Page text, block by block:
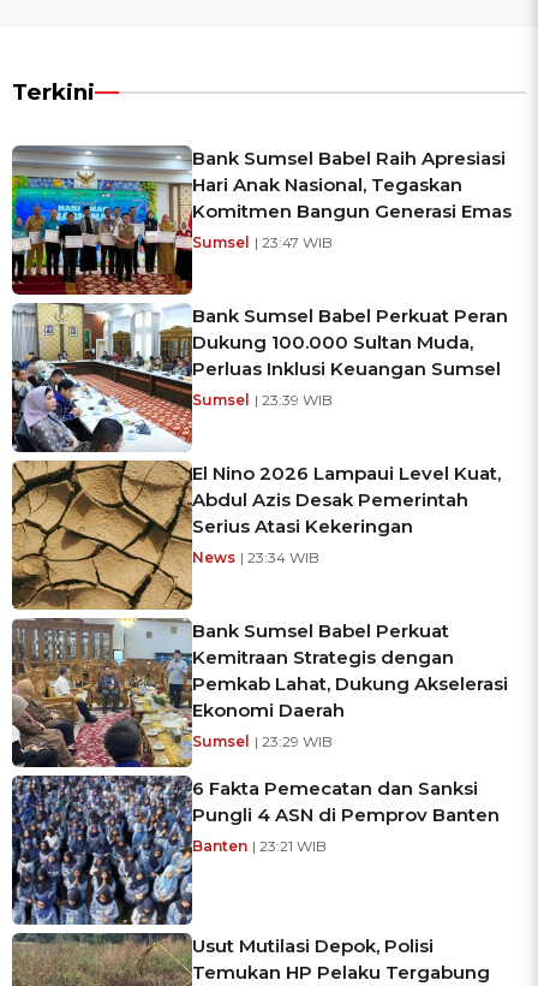
Terkini
Bank Sumsel Babel Raih Apresiasi
Hari Anak Nasional, Tegaskan
Komitmen Bangun Generasi Emas
Sumsel | 23:47 WIB
Bank Sumsel Babel Perkuat Peran
Dukung 100.000 Sultan Muda,
Perluas Inklusi Keuangan Sumsel
Sumsel | 23:39 WIB
El Nino 2026 Lampaui Level Kuat,
Abdul Azis Desak Pemerintah
Serius Atasi Kekeringan
News | 23:34 WIB
Bank Sumsel Babel Perkuat
Kemitraan Strategis dengan
Pemkab Lahat, Dukung Akselerasi
Ekonomi Daerah
Sumsel | 23:29 WIB
6 Fakta Pemecatan dan Sanksi
Pungli 4 ASN di Pemprov Banten
Banten | 23:21 WIB
Usut Mutilasi Depok, Polisi
Temukan HP Pelaku Tergabung